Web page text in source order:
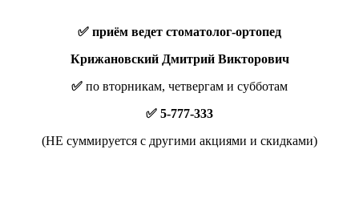
✅ приём ведет стоматолог-ортопед
Крижановский Дмитрий Викторович
✅ по вторникам, четвергам и субботам
✅ 5-777-333
(НЕ суммируется с другими акциями и скидками)